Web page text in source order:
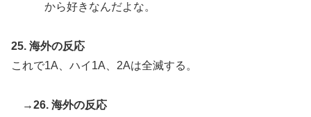
から好きなんだよな。
25. 海外の反応
これで1A、ハイ1A、2Aは全滅する。
→26. 海外の反応